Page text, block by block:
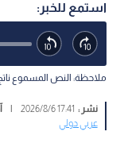
استمع للخبر:
ملاحظة: النص المسموع
نشر : 17:41 2026/8/6
عربي دولي